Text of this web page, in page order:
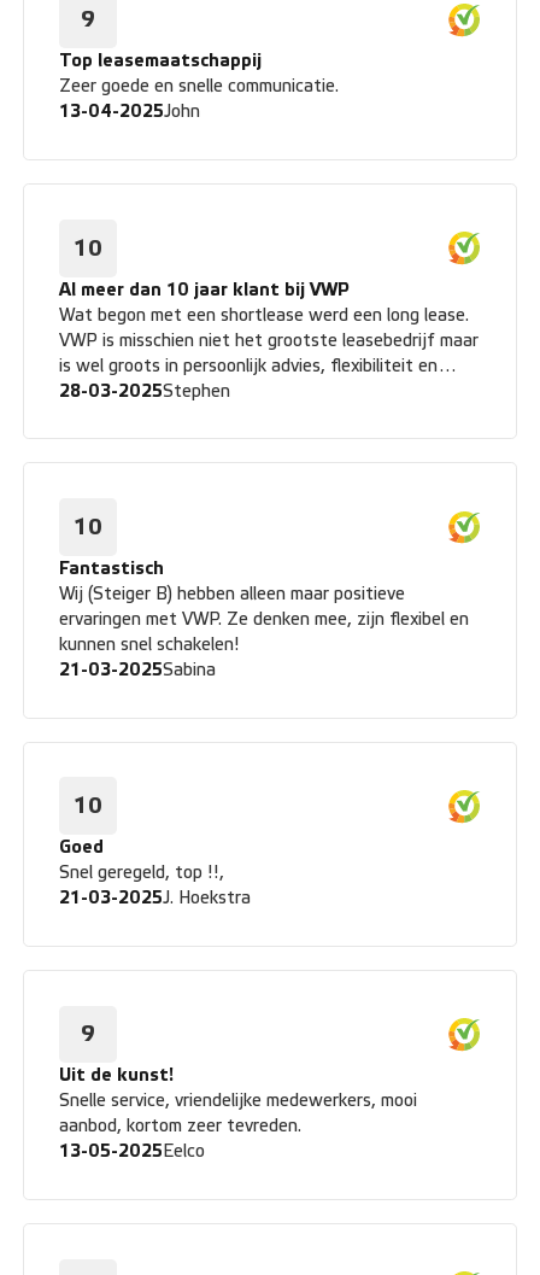
9
Top leasemaatschappij
Zeer goede en snelle communicatie.
13-04-2025John
10
Al meer dan 10 jaar klant bij VWP
Wat begon met een shortlease werd een long lease.
VWP is misschien niet het grootste leasebedrijf maar
is wel groots in persoonlijk advies, flexibiliteit en
service!
28-03-2025Stephen
10
Fantastisch
Wij (Steiger B) hebben alleen maar positieve
ervaringen met VWP. Ze denken mee, zijn flexibel en
kunnen snel schakelen!
21-03-2025Sabina
10
Goed
Snel geregeld, top !!,
21-03-2025J. Hoekstra
9
Uit de kunst!
Snelle service, vriendelijke medewerkers, mooi
aanbod, kortom zeer tevreden.
13-05-2025 Eelco